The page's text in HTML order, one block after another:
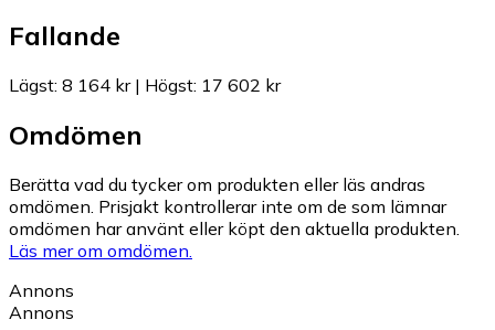
Fallande
Lägst: 8 164 kr| Högst: 17 602 kr
Omdömen
Berätta vad du tycker om produkten eller läs andras
omdömen. Prisjakt kontrollerar inte om de som lämnar
omdömen har använt eller köpt den aktuella produkten.
Läs mer om omdömen.
Annons
Annons